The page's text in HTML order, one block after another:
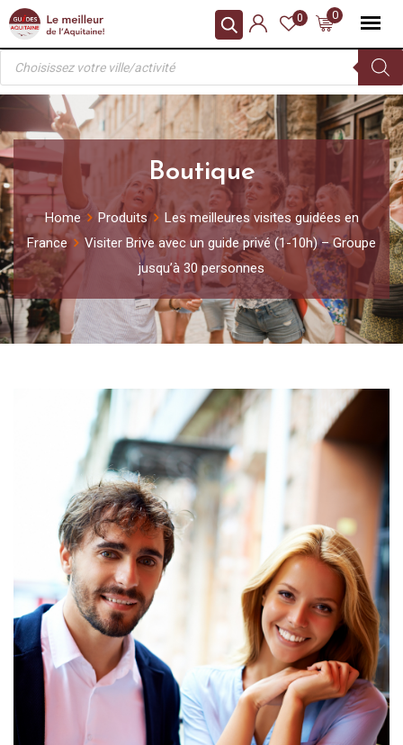
Skip
content
0
0
Recherche
produits
Boutique
Home Produits
Les meilleures visites guidées en
France
Visiter Brive avec un guide privé (1-10h) – Groupe
jusqu’à 30 personnes